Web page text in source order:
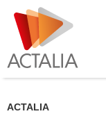
ACTALIA